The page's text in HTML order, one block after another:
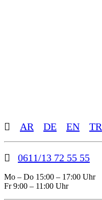
Toggle
Sliding
Bar
AR DE EN TR
0611/13 72 55 55
Mo – Do 15:00 – 17:00 Uhr
Fr 9:00 – 11:00 Uhr